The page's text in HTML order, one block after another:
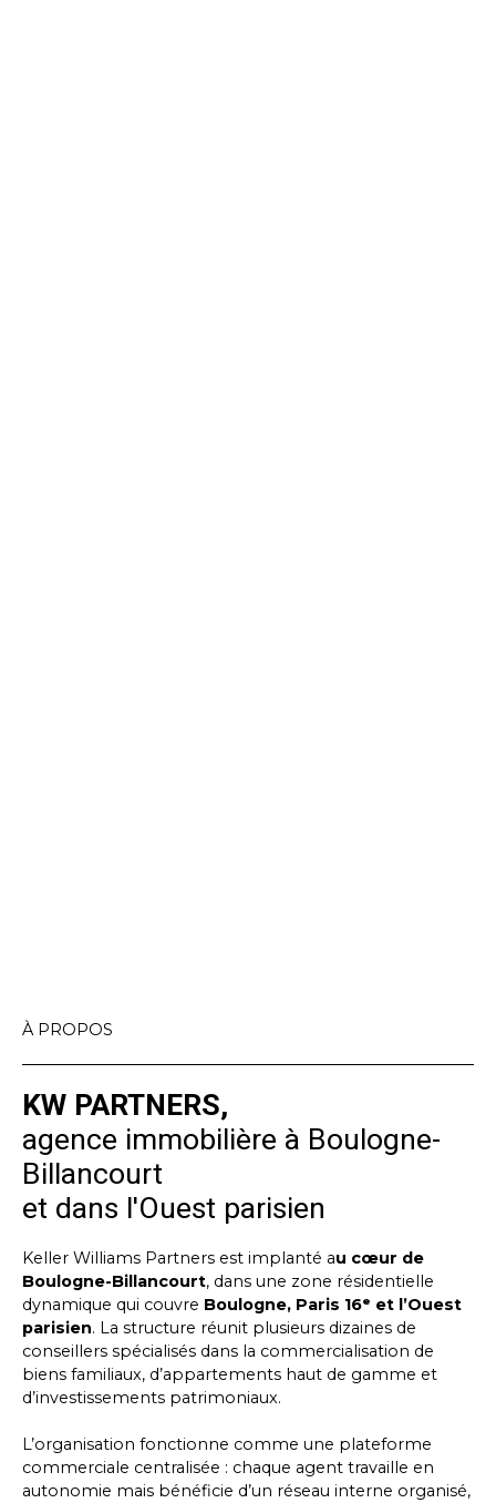
À PROPOS
KW PARTNERS,
agence immobilière à Boulogne-
Billancourt
et dans l'Ouest parisien
Keller Williams Partners est implanté au cœur de
Boulogne-Billancourt, dans une zone résidentielle
dynamique qui couvre Boulogne, Paris 16ᵉ et l’Ouest
parisien. La structure réunit plusieurs dizaines de
conseillers spécialisés dans la commercialisation de
biens familiaux, d’appartements haut de gamme et
d’investissements patrimoniaux.
L’organisation fonctionne comme une plateforme
commerciale centralisée : chaque agent travaille en
autonomie mais bénéficie d’un réseau interne organisé,